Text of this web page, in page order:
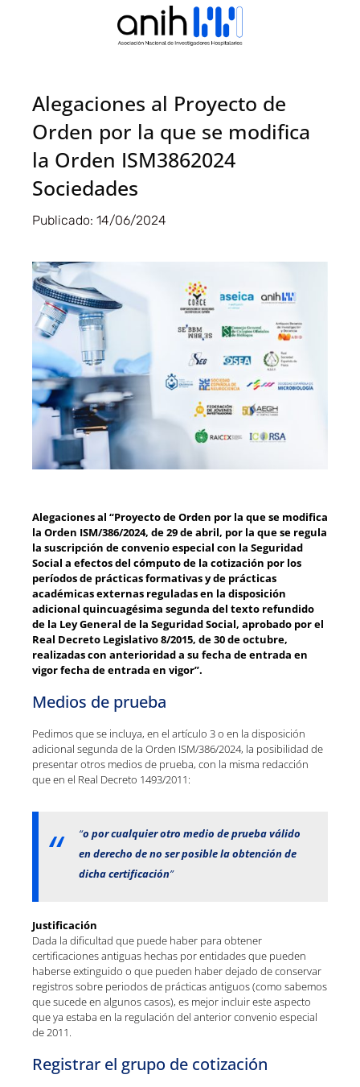
Alegaciones al Proyecto de
Orden por la que se modifica
la Orden ISM3862024
Sociedades
Publicado: 14/06/2024
Alegaciones al “Proyecto de Orden por la que se modifica
la Orden ISM/386/2024, de 29 de abril, por la que se regula
la suscripción de convenio especial con la Seguridad
Social a efectos del cómputo de la cotización por los
períodos de prácticas formativas y de prácticas
académicas externas reguladas en la disposición
adicional quincuagésima segunda del texto refundido
de la Ley General de la Seguridad Social, aprobado por el
Real Decreto Legislativo 8/2015, de 30 de octubre,
realizadas con anterioridad a su fecha de entrada en
vigor fecha de entrada en vigor”.
Medios de prueba
Pedimos que se incluya, en el artículo 3 o en la disposición
adicional segunda de la Orden ISM/386/2024, la posibilidad de
presentar otros medios de prueba, con la misma redacción
que en el Real Decreto 1493/2011:
“o por cualquier otro medio de prueba válido
en derecho de no ser posible la obtención de
dicha certificación”
Justificación
Dada la dificultad que puede haber para obtener
certificaciones antiguas hechas por entidades que pueden
haberse extinguido o que pueden haber dejado de conservar
registros sobre periodos de prácticas antiguos (como sabemos
que sucede en algunos casos), es mejor incluir este aspecto
que ya estaba en la regulación del anterior convenio especial
de 2011.
Registrar el grupo de cotización